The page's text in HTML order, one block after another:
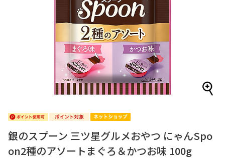
銀のスプーン 三ツ星グルメおやつ にゃんSpo
on2種のアソートまぐろ＆かつお味 100g